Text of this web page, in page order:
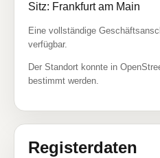
Sitz: Frankfurt am Main
Eine vollständige
verfügbar.
Der Standort konnte in
bestimmt werden.
Registerdaten